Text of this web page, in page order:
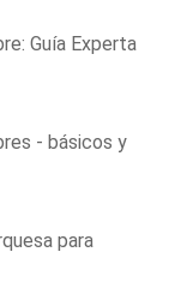
Guía Experta
- básicos y
para